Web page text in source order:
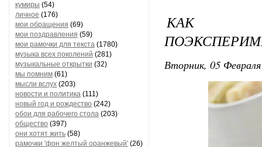
кумиры (54)
личное (176)
мои обращения (69)
мои поздравления (59)
мои рамочки для текста (1780)
музыка всех поколений (281)
музыкальные открытки (32)
мы помним (61)
мысли вслух (203)
новости и политика (111)
новый год и рождество (242)
обои для рабочего стола (203)
общество (397)
они хотят жить (58)
рамочки 'фон желтый оранжевый' (26)
КАК
Вторник, 05